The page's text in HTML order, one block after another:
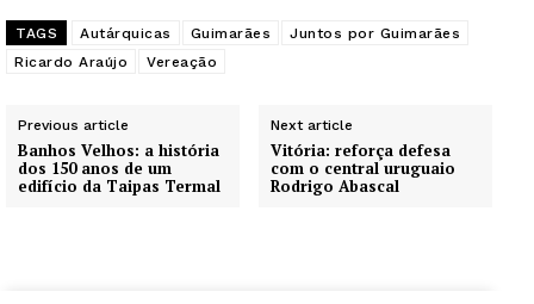
TAGS Autárquicas Guimarães
Juntos por Guimarães
Ricardo Araújo
Vereação
Previous article
Banhos Velhos: a história
dos 150 anos de um
edifício da Taipas Termal
Next article
Vitória: reforça defesa
com o central uruguaio
Rodrigo Abascal